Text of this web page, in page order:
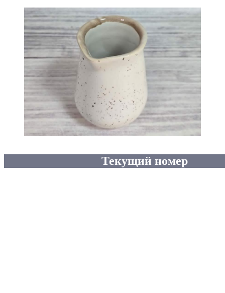
Текущий номер